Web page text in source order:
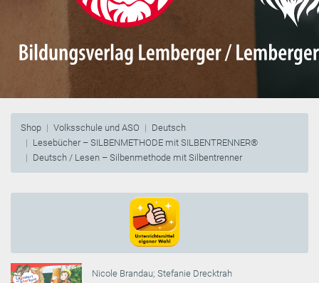
Shop Volksschule und ASO
Deutsch
Lesebücher – SILBENMETHODE mit SILBENTRENNER®
Deutsch / Lesen – Silbenmethode mit Silbentrenner
Nicole Brandau; Stefanie Drecktrah